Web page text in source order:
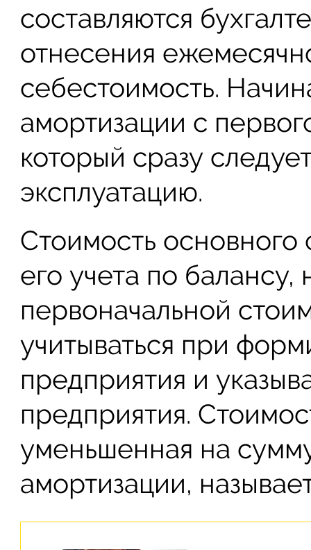
составляются
отнесения
себестоимость.
амортизации с
который сразу
эксплуатацию.
Стоимость
его учета по балансу,
первоначальной
учитываться при
предприятия и
предприятия.
уменьшенная на
амортизации,